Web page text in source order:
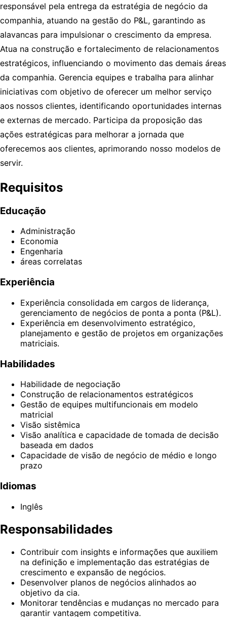
responsável pela entrega da estratégia de negócio da
companhia, atuando na gestão do P&L, garantindo as
alavancas para impulsionar o crescimento da empresa.
Atua na construção e fortalecimento de relacionamentos
estratégicos, influenciando o movimento das demais áreas
da companhia. Gerencia equipes e trabalha para alinhar
iniciativas com objetivo de oferecer um melhor serviço
aos nossos clientes, identificando oportunidades internas
e externas de mercado. Participa da proposição das
ações estratégicas para melhorar a jornada que
oferecemos aos clientes, aprimorando nosso modelos de
servir.
Requisitos
Educação
Administração
Economia
Engenharia
áreas correlatas
Experiência
Experiência consolidada em cargos de liderança,
gerenciamento de negócios de ponta a ponta (P&L).
Experiência em desenvolvimento estratégico,
planejamento e gestão de projetos em organizações
matriciais.
Habilidades
Habilidade de negociação
Construção de relacionamentos estratégicos
Gestão de equipes multifuncionais em modelo
matricial
Visão sistêmica
Visão analítica e capacidade de tomada de decisão
baseada em dados
Capacidade de visão de negócio de médio e longo
prazo
Idiomas
Inglês
Responsabilidades
Contribuir com insights e informações que auxiliem
na definição e implementação das estratégias de
crescimento e expansão de negócios.
Desenvolver planos de negócios alinhados ao
objetivo da cia.
Monitorar tendências e mudanças no mercado para
garantir vantagem competitiva.